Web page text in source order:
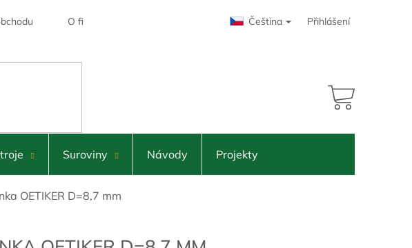
O firmě Čeština Přihlášení
NÁKUPNÍ
Suroviny Návody Projekty
OETIKER D=8,7 mm